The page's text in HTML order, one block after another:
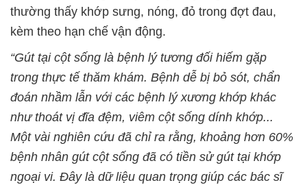
thường thấy khớp sưng, nóng, đỏ trong đợt đau,
kèm theo hạn chế vận động.
“Gút tại cột sống là bệnh lý tương đối hiếm gặp
trong thực tế thăm khám. Bệnh dễ bị bỏ sót, chẩn
đoán nhầm lẫn với các bệnh lý xương khớp khác
như thoát vị đĩa đệm, viêm cột sống dính khớp...
Một vài nghiên cứu đã chỉ ra rằng, khoảng hơn 60%
bệnh nhân gút cột sống đã có tiền sử gút tại khớp
ngoại vi. Đây là dữ liệu quan trọng giúp các bác sĩ